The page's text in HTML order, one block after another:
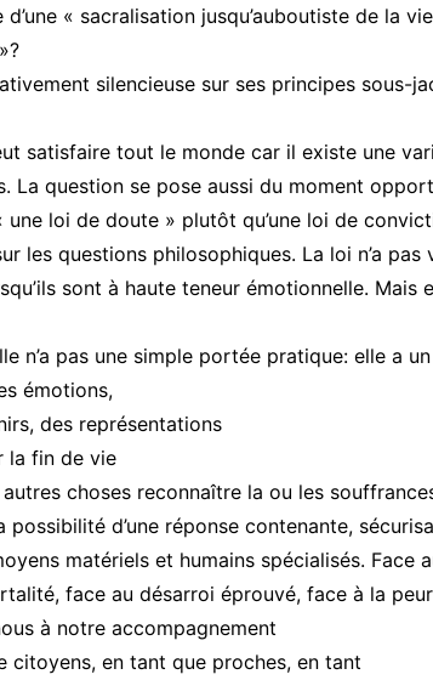
d’une « sacralisation jusqu’auboutiste de la
silencieuse sur ses principes sous-
satisfaire tout le monde car il existe une
La question se pose aussi du moment
une loi de doute » plutôt qu’une loi de
les questions philosophiques. La loi n’a
sont à haute teneur émotionnelle. Mais
n’a pas une simple portée pratique: elle a
émotions,
des représentations
la fin de vie
autres choses reconnaître la ou les
possibilité d’une réponse contenante,
matériels et humains spécialisés. Face
face au désarroi éprouvé, face à la
à notre accompagnement
citoyens, en tant que proches, en tant